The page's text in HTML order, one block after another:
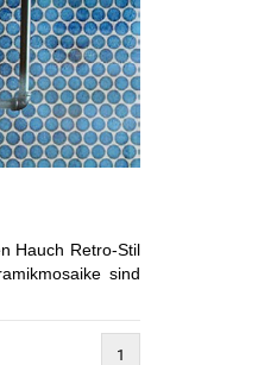
Hauch Retro-Stil
sind
1